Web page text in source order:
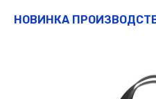
НОВИНКА